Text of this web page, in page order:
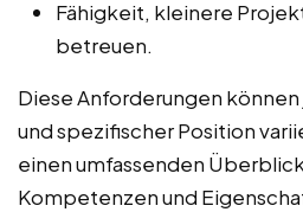
Fähigkeit, kleinere
betreuen.
Diese Anforderungen
und spezifischer Position
einen umfassenden
Kompetenzen und